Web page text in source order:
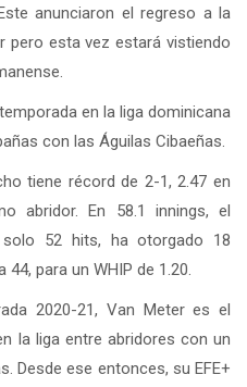
anunciaron el regreso a la
pero esta vez estará vistiendo
en la liga dominicana
con las Águilas Cibaeñas.
tiene récord de 2-1, 2.47 en
abridor. En 58.1 innings, el
solo 52 hits, ha otorgado 18
para un WHIP de 1.20.
2020-21, Van Meter es el
la liga entre abridores con un
Desde ese entonces, su EFE+